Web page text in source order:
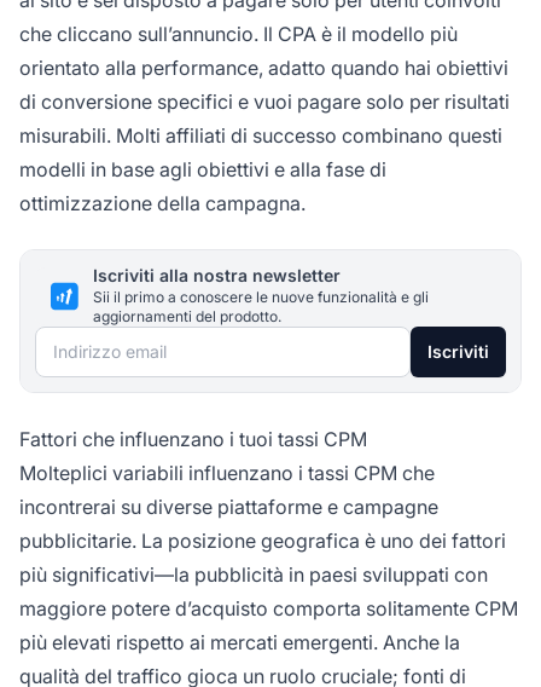
che cliccano sull’annuncio. Il CPA è il modello più
orientato alla performance, adatto quando hai obiettivi
di conversione specifici e vuoi pagare solo per risultati
misurabili. Molti affiliati di successo combinano questi
modelli in base agli obiettivi e alla fase di
ottimizzazione della campagna.
Iscriviti alla nostra newsletter
Sii il primo a conoscere le nuove funzionalità e gli
aggiornamenti del prodotto.
Indirizzo email Iscriviti
Fattori che influenzano i tuoi tassi CPM
Molteplici variabili influenzano i tassi CPM che
incontrerai su diverse piattaforme e campagne
pubblicitarie. La posizione geografica è uno dei fattori
più significativi—la pubblicità in paesi sviluppati con
maggiore potere d’acquisto comporta solitamente CPM
più elevati rispetto ai mercati emergenti. Anche la
qualità del traffico gioca un ruolo cruciale; fonti di